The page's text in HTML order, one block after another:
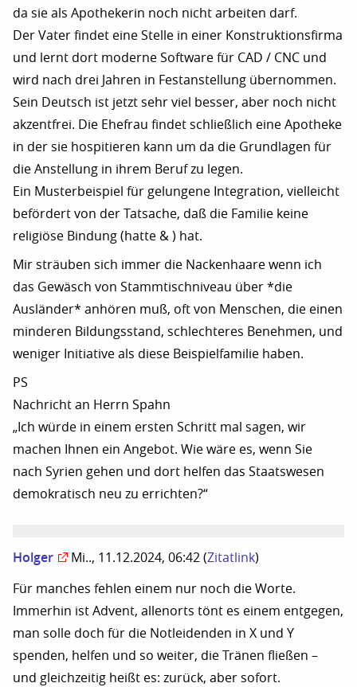
da sie als Apothekerin noch nicht arbeiten darf.
Der Vater findet eine Stelle in einer Konstruktionsfirma
und lernt dort moderne Software für CAD / CNC und
wird nach drei Jahren in Festanstellung übernommen.
Sein Deutsch ist jetzt sehr viel besser, aber noch nicht
akzentfrei. Die Ehefrau findet schließlich eine Apotheke
in der sie hospitieren kann um da die Grundlagen für
die Anstellung in ihrem Beruf zu legen.
Ein Musterbeispiel für gelungene Integration, vielleicht
befördert von der Tatsache, daß die Familie keine
religiöse Bindung (hatte & ) hat.
Mir sträuben sich immer die Nackenhaare wenn ich
das Gewäsch von Stammtischniveau über *die
Ausländer* anhören muß, oft von Menschen, die einen
minderen Bildungsstand, schlechteres Benehmen, und
weniger Initiative als diese Beispielfamilie haben.
PS
Nachricht an Herrn Spahn
„Ich würde in einem ersten Schritt mal sagen, wir
machen Ihnen ein Angebot. Wie wäre es, wenn Sie
nach Syrien gehen und dort helfen das Staatswesen
demokratisch neu zu errichten?“
Holger Mi.., 11.12.2024, 06:42 (Zitatlink)
Für manches fehlen einem nur noch die Worte.
Immerhin ist Advent, allenorts tönt es einem entgegen,
man solle doch für die Notleidenden in X und Y
spenden, helfen und so weiter, die Tränen fließen –
und gleichzeitig heißt es: zurück, aber sofort.